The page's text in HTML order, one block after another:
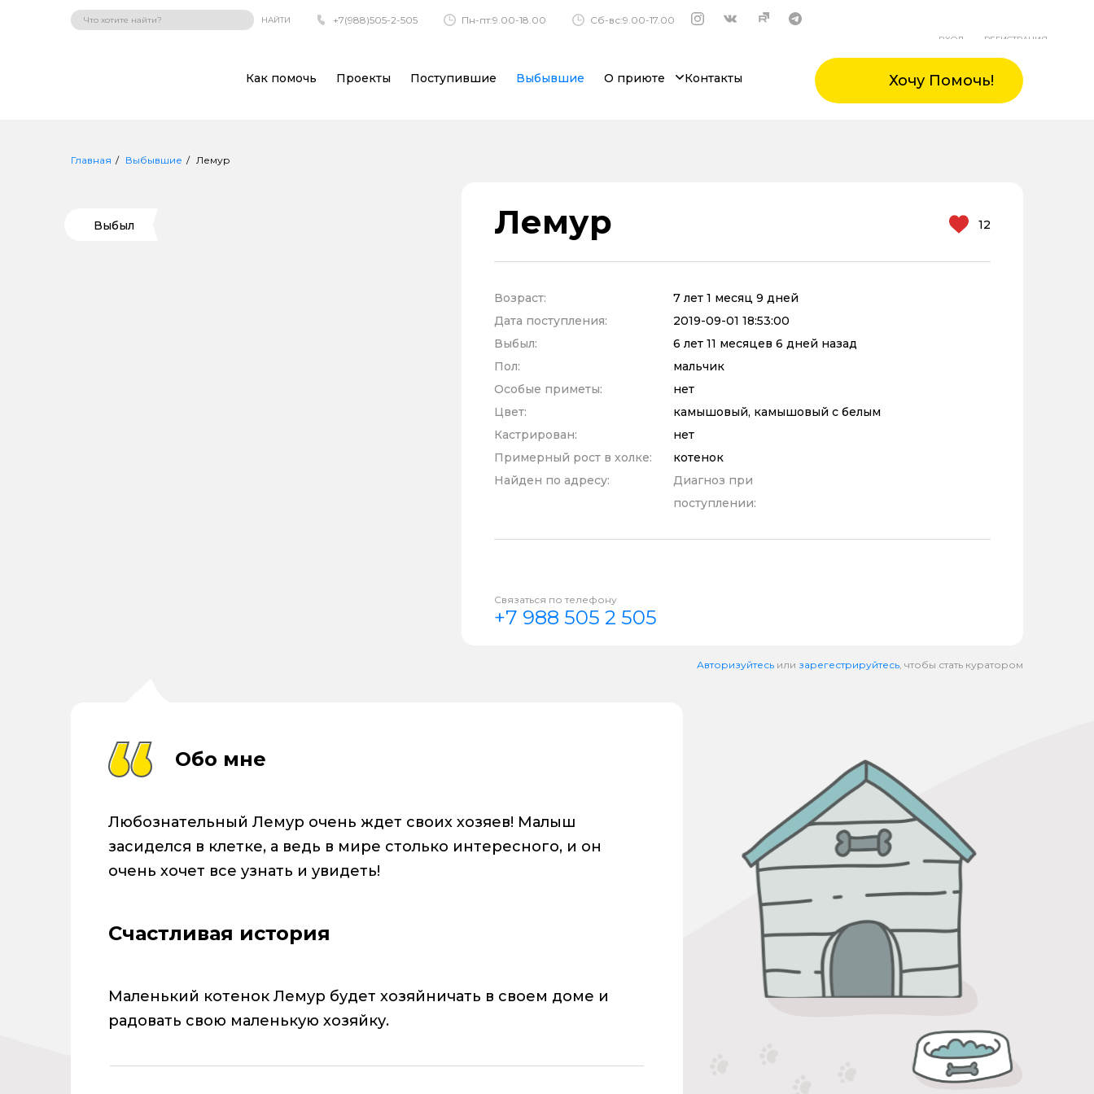
НАЙТИ +7(988)505-2-505 Пн-пт:9.00-18.00 Сб-вс:9.00-17.00
ВХОД РЕГИСТРАЦИЯ
Как помочь Проекты Поступившие Выбывшие О приюте Контакты Хочу Помочь!
Главная Выбывшие Лемур
Выбыл Лемур 12
Возраст:
7 лет 1 месяц 9 дней
Дата поступления:
2019-09-01 18:53:00
Выбыл:
6 лет 11 месяцев 6 дней назад
Пол:
мальчик
Особые приметы:
нет
Цвет:
камышовый, камышовый с белым
Кастрирован:
нет
Примерный рост в холке:
котенок
Найден по адресу:
Диагноз при
поступлении:
Связаться по телефону
+7 988 505 2 505
Авторизуйтесь или зарегестрируйтесь, чтобы стать куратором
Обо мне
Любознательный Лемур очень ждет своих хозяев! Малыш
засиделся в клетке, а ведь в мире столько интересного, и он
очень хочет все узнать и увидеть!
Счастливая история
Маленький котенок Лемур будет хозяйничать в своем доме и
радовать свою маленькую хозяйку.